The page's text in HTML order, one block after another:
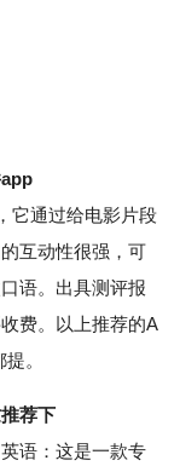
通过给电影片段
互动性很强，可
语。出具测评报
费。以上推荐的A
。
荐下
语：这是一款专